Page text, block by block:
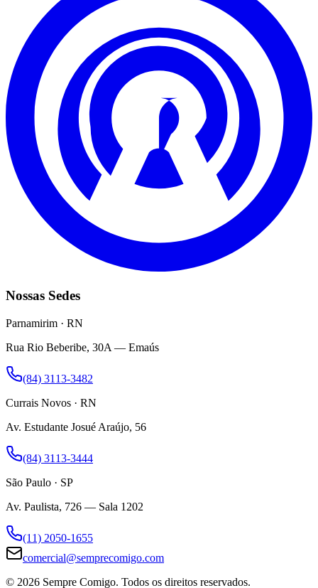
Nossas Sedes
Parnamirim · RN
Rua Rio Beberibe, 30A — Emaús
(84) 3113-3482
Currais Novos · RN
Av. Estudante Josué Araújo, 56
(84) 3113-3444
São Paulo · SP
Av. Paulista, 726 — Sala 1202
(11) 2050-1655
comercial@semprecomigo.com
© 2026 Sempre Comigo. Todos os direitos reservados.